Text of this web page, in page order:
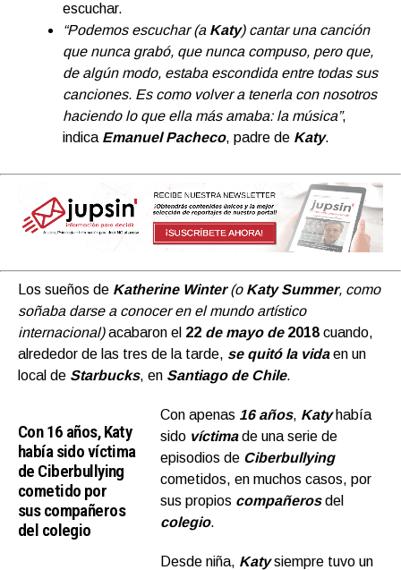
escuchar.
“Podemos escuchar (a Katy) cantar una canción
que nunca grabó, que nunca compuso, pero que,
de algún modo, estaba escondida entre todas sus
canciones. Es como volver a tenerla con nosotros
haciendo lo que ella más amaba: la música”,
indica Emanuel Pacheco, padre de Katy.
Los sueños de Katherine Winter (o Katy Summer, como
soñaba darse a conocer en el mundo artístico
internacional)acabaron el 22 de mayo de2018 cuando,
alrededor de las tres de la tarde, se quitó la vidaen un
local de Starbucks, en Santiago de Chile.
Con 16 años, Katy
había sido víctima
de Ciberbullying
cometido por
sus compañeros
del colegio
Con apenas 16 años, Katy había
sido víctimade una serie de
episodios de Ciberbullying
cometidos, en muchos casos, por
sus propios compañerosdel
colegio.
Desde niña, Katy siempre tuvo un